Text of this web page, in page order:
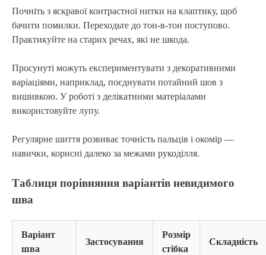
Почніть з яскравої контрастної нитки на клаптику, щоб
бачити помилки. Переходьте до тон-в-тон поступово.
Практикуйте на старих речах, які не шкода.
Просунуті можуть експериментувати з декоративними
варіаціями, наприклад, поєднувати потайний шов з
вишивкою. У роботі з делікатними матеріалами
використовуйте лупу.
Регулярне шиття розвиває точність пальців і окомір —
навички, корисні далеко за межами рукоділля.
Таблиця порівняння варіантів невидимого
шва
Варіант
шва
Застосування
Розмір
стібка
Складність